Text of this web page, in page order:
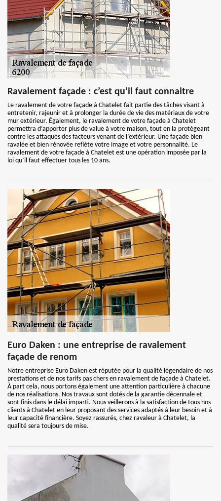
Ravalement façade : c’est qu’il faut connaitre
Le ravalement de votre façade à Chatelet fait partie des tâches visant à
entretenir, rajeunir et à prolonger la durée de vie des matériaux de votre
mur extérieur. Également, le ravalement de votre façade à Chatelet
permettra d’apporter plus de value à votre maison, tout en la protégeant
contre les attaques des facteurs venant de l’extérieur. Une façade bien
ravalée et bien rénovée reflète votre image et votre personnalité. Le
ravalement de votre façade à Chatelet est une opération imposée par la
loi qu’il faut effectuer tous les 10 ans.
Euro Daken : une entreprise de ravalement
façade de renom
Notre entreprise Euro Daken est réputée pour la qualité légendaire de nos
prestations et de nos tarifs pas chers en ravalement de façade à Chatelet.
À part cela, nous portons également une attention particulière à chacune
de nos réalisations. Nos travaux sont dotés de la garantie décennale et
sont finis dans le délai imparti. Nous veillerons à la satisfaction de tous nos
clients à Chatelet en leur proposant des services adaptés à leur besoin et à
leur capacité financière. Soyez rassurés, chez ravaleur à Chatelet, la
qualité sera toujours de mise.